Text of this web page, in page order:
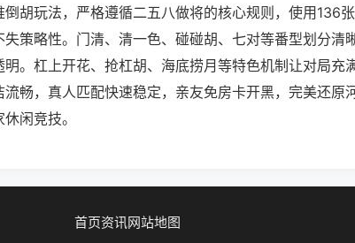
胡玩法，严格遵循二五八做将的核心规则，使用136张
策略性。门清、清一色、碰碰胡、七对等番型划分清
。杠上开花、抢杠胡、海底捞月等特色机制让对局充
畅，真人匹配快速稳定，亲友免房卡开黑，完美还原
闲竞技。
首页资讯网站地图